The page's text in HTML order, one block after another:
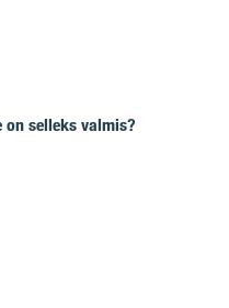
on selleks valmis?